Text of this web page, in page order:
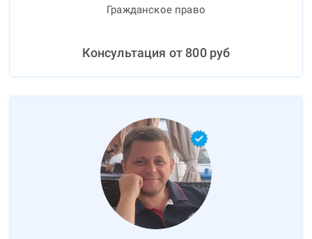
Гражданское право
Консультация от 800руб